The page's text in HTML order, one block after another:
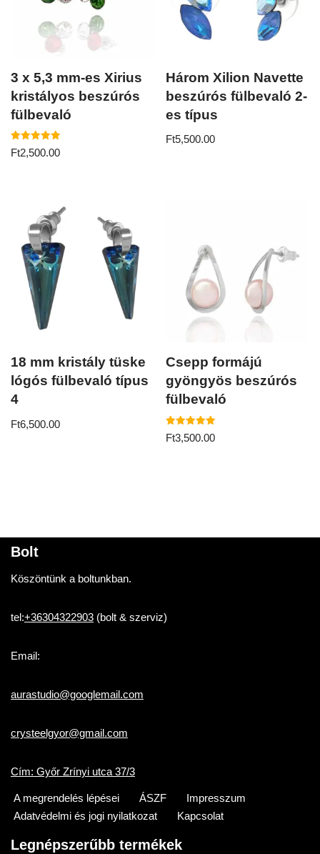
3 x 5,3 mm-es Xirius
kristályos beszúrós
fülbevaló
Értékelés:
5.00
Ft2,500.00
Három Xilion Navette
beszúrós fülbevaló 2-
es típus
Ft5,500.00
18 mm kristály tüske
lógós fülbevaló típus
4
Ft6,500.00
Csepp formájú
gyöngyös beszúrós
fülbevaló
Értékelés:
5.00
Ft3,500.00
Bolt
Köszöntünk a boltunkban.
tel:+36304322903 (bolt & szerviz)
Email:
aurastudio@googlemail.com
crysteelgyor@gmail.com
Cím: Győr Zrínyi utca 37/3
A megrendelés lépései ÁSZF
Impresszum
Adatvédelmi és jogi nyilatkozat
Kapcsolat
Legnépszerűbb termékek